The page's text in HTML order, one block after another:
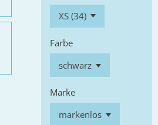
Farbe
Marke